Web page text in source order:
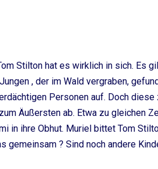
Stilton hat es wirklich in sich. Es
, der im Wald vergraben,
Personen auf. Doch
Äußersten ab. Etwa zu gleichen
in ihre Obhut. Muriel bittet Tom
gemeinsam ? Sind noch andere